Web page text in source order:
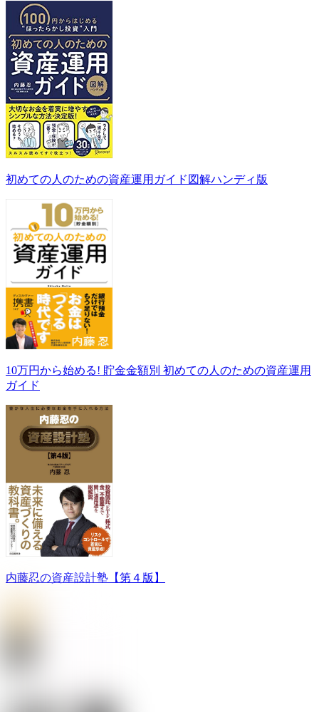
初めての人のための資産運用ガイド図解ハンディ版
10万円から始める! 貯金金額別 初めての人のための資産運用
ガイド
内藤忍の資産設計塾【第４版】